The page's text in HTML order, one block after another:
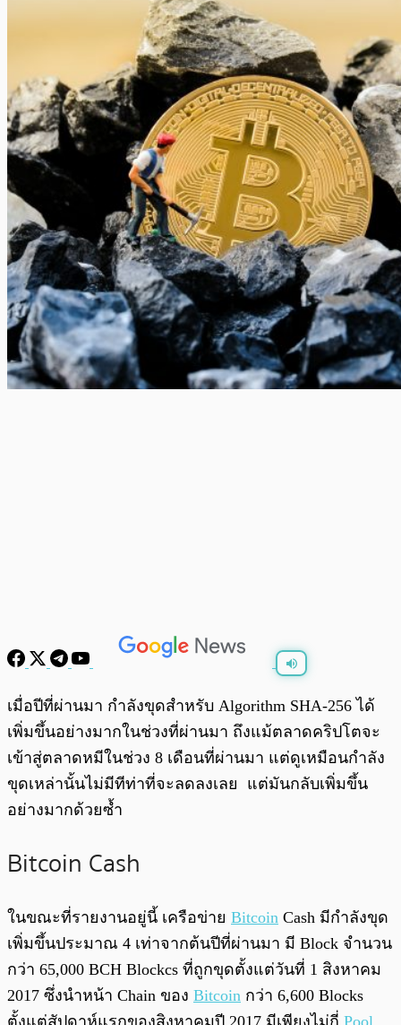
พร้อมเล่น 0:00
เมื่อปีที่ผ่านมา กำลังขุดสำหรับ Algorithm SHA-256 ได้
เพิ่มขึ้นอย่างมากในช่วงที่ผ่านมา ถึงแม้ตลาดคริปโตจะ
เข้าสู่ตลาดหมีในช่วง 8 เดือนที่ผ่านมา แต่ดูเหมือนกำลัง
ขุดเหล่านั้นไม่มีทีท่าที่จะลดลงเลย แต่มันกลับเพิ่มขึ้น
อย่างมากด้วยซ้ำ
Bitcoin Cash
ในขณะที่รายงานอยู่นี้ เครือข่าย Bitcoin Cash มีกำลังขุด
เพิ่มขึ้นประมาณ 4 เท่าจากต้นปีที่ผ่านมา มี Block จำนวน
กว่า 65,000 BCH Blockcs ที่ถูกขุดตั้งแต่วันที่ 1 สิงหาคม
2017 ซึ่งนำหน้า Chain ของ Bitcoin กว่า 6,600 Blocks
ตั้งแต่สัปดาห์แรกของสิงหาคมปี 2017 มีเพียงไม่กี่ Pool